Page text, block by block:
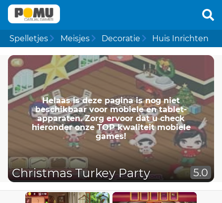
Spelletjes Meisjes Decoratie Huis Inrichten
Helaas is deze pagina is nog niet
beschikbaar voor mobiele en tablet-
apparaten. Zorg ervoor dat u check
hieronder onze TOP kwaliteit mobiele
games!
Christmas Turkey Party 5.0